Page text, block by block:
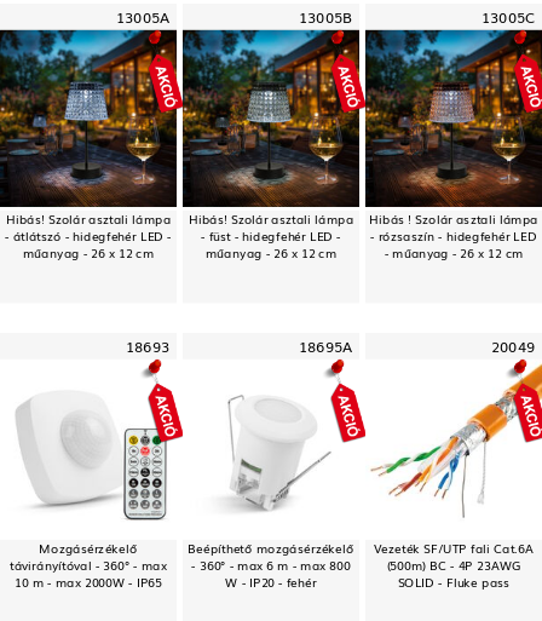
13005A
Hibás! Szolár asztali lámpa
- átlátszó - hidegfehér LED -
műanyag - 26 x 12 cm
13005B
Hibás! Szolár asztali lámpa
- füst - hidegfehér LED -
műanyag - 26 x 12 cm
13005C
Hibás ! Szolár asztali lámpa
- rózsaszín - hidegfehér LED
- műanyag - 26 x 12 cm
18693
Mozgásérzékelő
távirányítóval - 360° - max
10 m - max 2000W - IP65
18695A
Beépíthető mozgásérzékelő
- 360° - max 6 m - max 800
W - IP20 - fehér
20049
Vezeték SF/UTP fali Cat.6A
(500m) BC - 4P 23AWG
SOLID - Fluke pass